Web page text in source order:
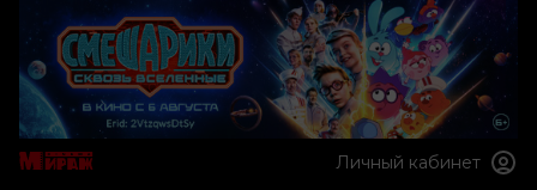
Личный кабинет